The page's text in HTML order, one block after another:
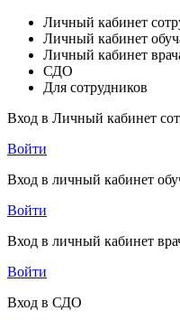
Личный кабинет
Личный кабинет
Личный кабинет
СДО
Для сотрудников
Вход в Личный кабинет
Войти
Вход в личный кабинет
Войти
Вход в личный кабинет
Войти
Вход в СДО